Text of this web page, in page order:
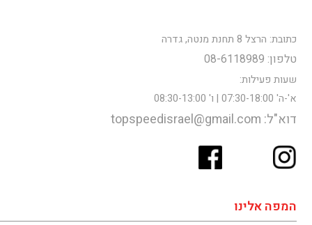
כתובת: הרצל 8 תחנת מנטה, גדרה
טלפון: 08-6118989
שעות פעילות:
א'-ה' 07:30-18:00 | ו' 08:30-13:00
דוא"ל: topspeedisrael@gmail.com
המפה אלינו